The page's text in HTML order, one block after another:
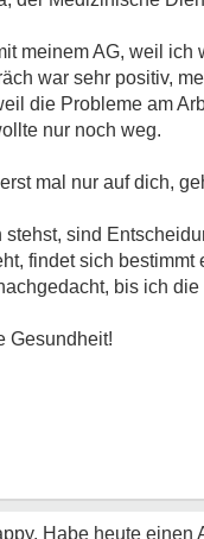
meinem AG, weil
war sehr positiv,
die Probleme am
nur noch weg.
mal nur auf dich,
sind
findet sich bestimmt
bis ich
Gesundheit!
Habe heute